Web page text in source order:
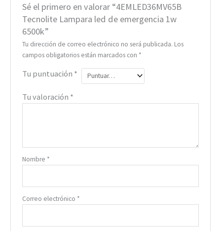
Sé el primero en valorar “4EMLED36MV65B
Tecnolite Lampara led de emergencia 1w
6500k”
Tu dirección de correo electrónico no será publicada. Los
campos obligatorios están marcados con *
Tu puntuación *
Tu valoración *
Nombre *
Correo electrónico *